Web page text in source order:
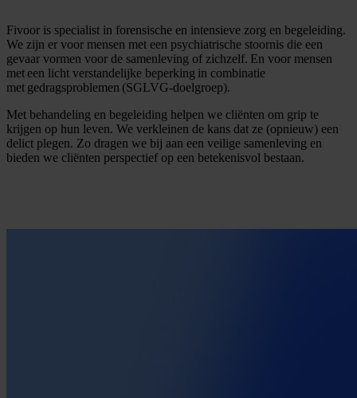
Fivoor is specialist in forensische en intensieve zorg en begeleiding.
We zijn er voor mensen met een psychiatrische stoornis die een
gevaar vormen voor de samenleving of zichzelf. En voor mensen
met een licht verstandelijke beperking in combinatie
met gedragsproblemen (SGLVG-doelgroep).
Met behandeling en begeleiding helpen we cliënten om grip te
krijgen op hun leven. We verkleinen de kans dat ze (opnieuw) een
delict plegen. Zo dragen we bij aan een veilige samenleving en
bieden we cliënten perspectief op een betekenisvol bestaan.